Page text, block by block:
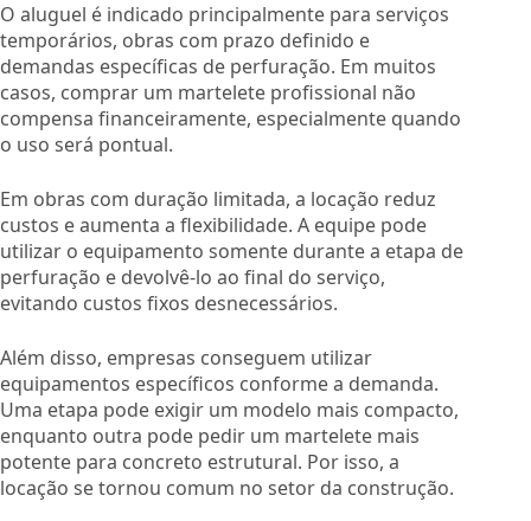
O aluguel é indicado principalmente para serviços
temporários, obras com prazo definido e
demandas específicas de perfuração. Em muitos
casos, comprar um martelete profissional não
compensa financeiramente, especialmente quando
o uso será pontual.
Em obras com duração limitada, a locação reduz
custos e aumenta a flexibilidade. A equipe pode
utilizar o equipamento somente durante a etapa de
perfuração e devolvê-lo ao final do serviço,
evitando custos fixos desnecessários.
Além disso, empresas conseguem utilizar
equipamentos específicos conforme a demanda.
Uma etapa pode exigir um modelo mais compacto,
enquanto outra pode pedir um martelete mais
potente para concreto estrutural. Por isso, a
locação se tornou comum no setor da construção.